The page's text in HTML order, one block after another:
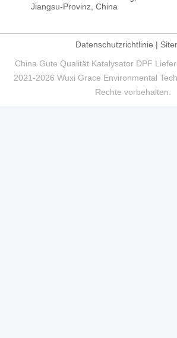
Jiangsu-Provinz, China
Datenschutzrichtlinie |
China Gute Qualität Katalysator DPF
2021-2026 Wuxi Grace Environmental
Rechte vorbehalten.